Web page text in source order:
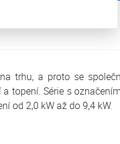
trhu, a proto se
topení. Série s
od 2,0 kW až do 9,4 kW.